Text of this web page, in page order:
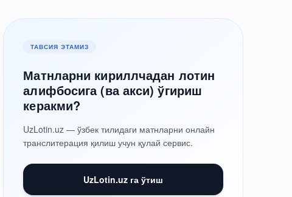
ТАВСИЯ ЭТАМИЗ
Матнларни кириллчадан лотин
алифбосига (ва акси) ўгириш
керакми?
UzLotin.uz — ўзбек тилидаги матнларни онлайн
транслитерация қилиш учун қулай сервис.
UzLotin.uz га ўтиш